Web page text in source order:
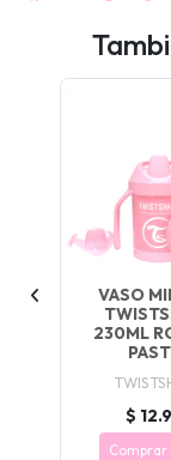
VASO
230ML
$
Comprar